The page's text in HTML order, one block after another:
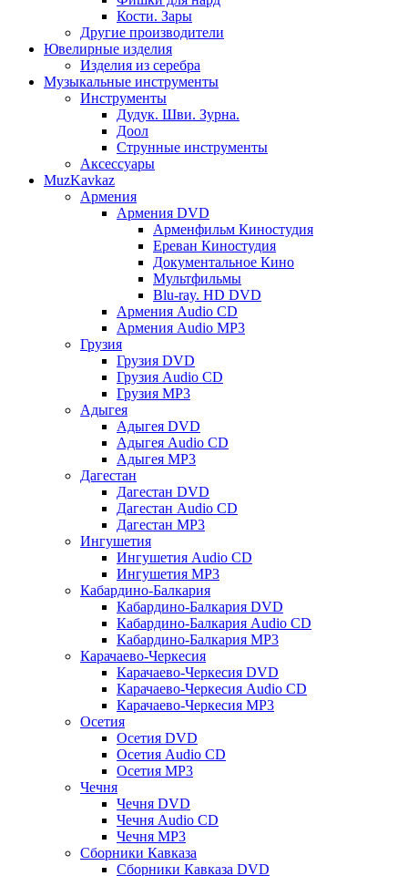
Кости. Зары
Другие производители
Ювелирные изделия
Изделия из серебра
Музыкальные инструменты
Инструменты
Дудук. Шви. Зурна.
Доол
Струнные инструменты
Аксессуары
MuzKavkaz
Армения
Армения DVD
Арменфильм Киностудия
Ереван Киностудия
Документальное Кино
Мультфильмы
Blu-ray. HD DVD
Армения Audio CD
Армения Audio MP3
Грузия
Грузия DVD
Грузия Audio CD
Грузия MP3
Адыгея
Адыгея DVD
Адыгея Audio CD
Адыгея MP3
Дагестан
Дагестан DVD
Дагестан Audio CD
Дагестан MP3
Ингушетия
Ингушетия Audio CD
Ингушетия MP3
Кабардино-Балкария
Кабардино-Балкария DVD
Кабардино-Балкария Audio CD
Кабардино-Балкария MP3
Карачаево-Черкесия
Карачаево-Черкесия DVD
Карачаево-Черкесия Audio CD
Карачаево-Черкесия MP3
Осетия
Осетия DVD
Осетия Audio CD
Осетия MP3
Чечня
Чечня DVD
Чечня Audio CD
Чечня MP3
Сборники Кавказа
Сборники Кавказа DVD